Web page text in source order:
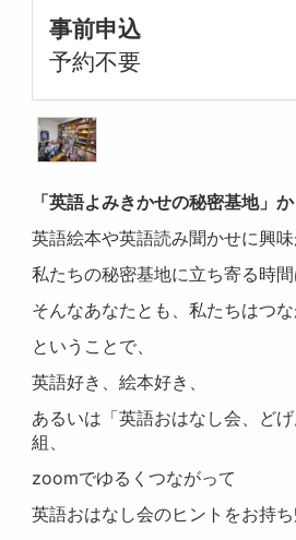
事前申込
予約不要
「英語よみきかせの秘密基地」か
英語絵本や英語読み聞かせに興味
私たちの秘密基地に立ち寄る時
そんなあなたとも、私たちはつな
ということで、
英語好き、絵本好き、
あるいは「英語おはなし会、どげ
組、
zoomでゆるくつながって
英語おはなし会のヒントをお持ち